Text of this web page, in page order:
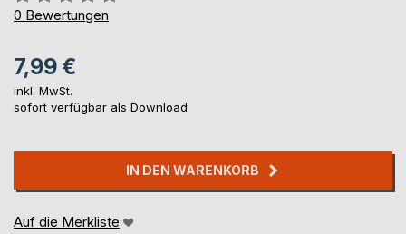
0%
0 Bewertungen
7,99 €
inkl. MwSt.
sofort verfügbar als Download
IN DEN WARENKORB
Auf die Merkliste